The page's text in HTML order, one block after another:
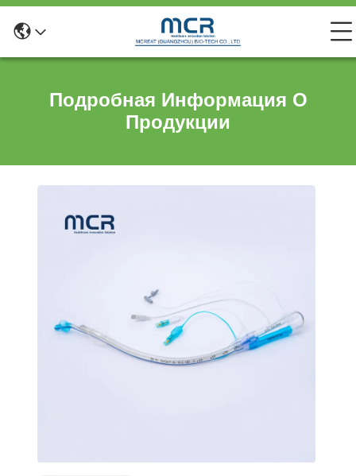
Подробная Информация О
Продукции